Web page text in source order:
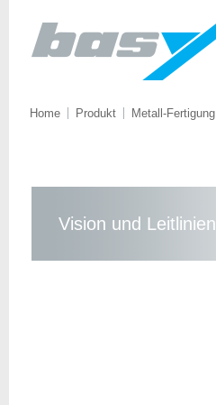
Home Produkt Metall-Fertigung
Vision und Leitlinien